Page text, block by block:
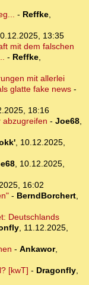
- Reffke,
13:35
mit dem falschen
- Reffke,
mit allerlei
glatte fake news -
18:16
abzugreifen - Joe68,
, 10.12.2025,
, 10.12.2025,
16:02
- BerndBorchert,
Deutschlands
, 11.12.2025,
- Ankawor,
[kwT] - Dragonfly,